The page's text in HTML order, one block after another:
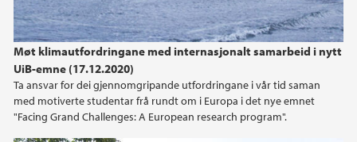
Møt klimautfordringane med internasjonalt samarbeid i nytt
UiB-emne (17.12.2020)
Ta ansvar for dei gjennomgripande utfordringane i vår tid saman
med motiverte studentar frå rundt om i Europa i det nye emnet
"Facing Grand Challenges: A European research program".
2016
2015
2014